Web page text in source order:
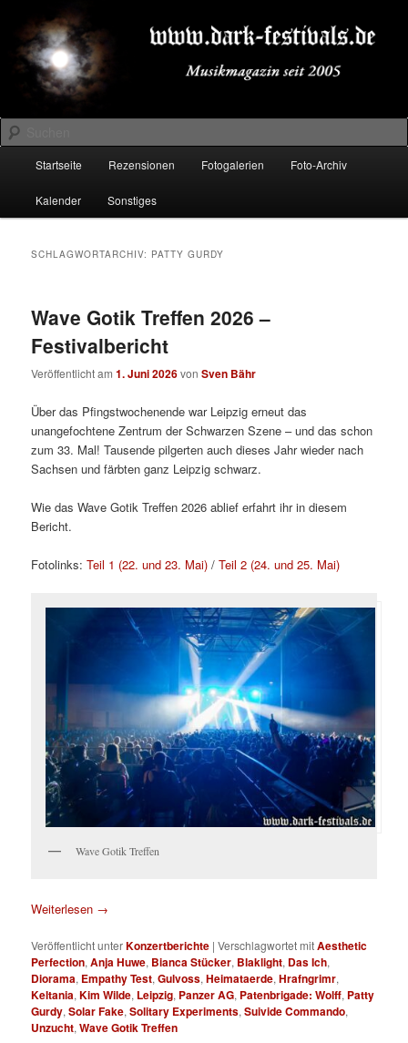
primären
Inhalt
springen
sekundären
Inhalt
springenDARK-FESTIVALS.DE
Suchen
Startseite Rezensionen Fotogalerien Foto-Archiv
Kalender Sonstiges
SCHLAGWORTARCHIV: PATTY GURDY
Wave Gotik Treffen 2026 –
Festivalbericht
Veröffentlicht am1. Juni 2026vonSven Bähr
Über das Pfingstwochenende war Leipzig erneut das
unangefochtene Zentrum der Schwarzen Szene – und das schon
zum 33. Mal! Tausende pilgerten auch dieses Jahr wieder nach
Sachsen und färbten ganz Leipzig schwarz.
Wie das Wave Gotik Treffen 2026 ablief erfahrt ihr in diesem
Bericht.
Fotolinks:Teil 1 (22. und 23. Mai) /Teil 2 (24. und 25. Mai)
Wave Gotik Treffen
Weiterlesen →
Veröffentlicht unterKonzertberichte |Verschlagwortet mitAesthetic
Perfection,Anja Huwe, Bianca Stücker, Blaklight, Das Ich,
Diorama, Empathy Test,Gulvoss,Heimataerde,Hrafngrimr,
Keltania,Kim Wilde, Leipzig, Panzer AG, Patenbrigade: Wolff, Patty
Gurdy,Solar Fake,Solitary Experiments,Suivide Commando,
Unzucht,Wave Gotik Treffen